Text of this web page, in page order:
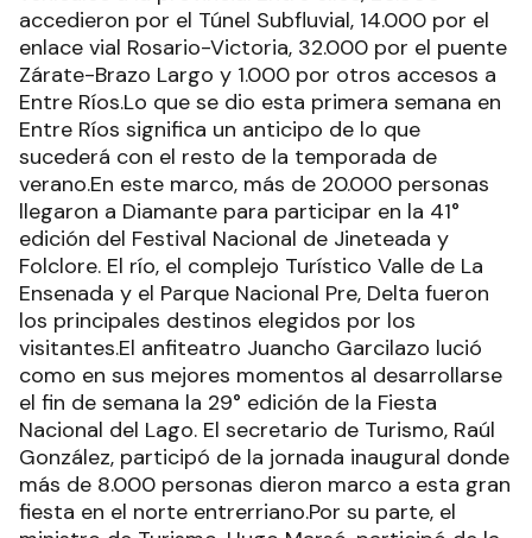
accedieron por el Túnel Subfluvial, 14.000 por el
enlace vial Rosario-Victoria, 32.000 por el puente
Zárate-Brazo Largo y 1.000 por otros accesos a
Entre Ríos.Lo que se dio esta primera semana en
Entre Ríos significa un anticipo de lo que
sucederá con el resto de la temporada de
verano.En este marco, más de 20.000 personas
llegaron a Diamante para participar en la 41°
edición del Festival Nacional de Jineteada y
Folclore. El río, el complejo Turístico Valle de La
Ensenada y el Parque Nacional Pre, Delta fueron
los principales destinos elegidos por los
visitantes.El anfiteatro Juancho Garcilazo lució
como en sus mejores momentos al desarrollarse
el fin de semana la 29° edición de la Fiesta
Nacional del Lago. El secretario de Turismo, Raúl
González, participó de la jornada inaugural donde
más de 8.000 personas dieron marco a esta gran
fiesta en el norte entrerriano.Por su parte, el